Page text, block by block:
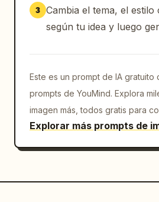
de vigilancia en la parte
etiquetado como 監視メモ
con 3 notas breves estilo
sistema pequeño en la parte
como SYSTEM ONLINE y
Utiliza texto en japonés
nítidas, pantallas
iluminación realista sobre
3 Cambia el tema, el estilo
según tu idea y luego
Este es un prompt de IA
prompts de YouMind. Explora
imagen más, todos gratis para
Explorar más prompts de